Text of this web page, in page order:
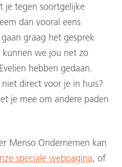
je tegen soortgelijke
dan vooral eens
graag het gesprek
kunnen we jou net zo
hebben gedaan.
direct voor je in huis?
je mee om andere paden
Menso Ondernemen kan
speciale webpagina, of